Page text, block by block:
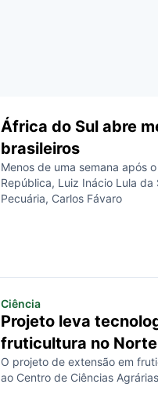
África do Sul abre
brasileiros
Menos de uma semana após
República, Luiz Inácio Lula
Pecuária, Carlos Fávaro
Ciência
Projeto leva
fruticultura no Norte
O projeto de extensão em
ao Centro de Ciências